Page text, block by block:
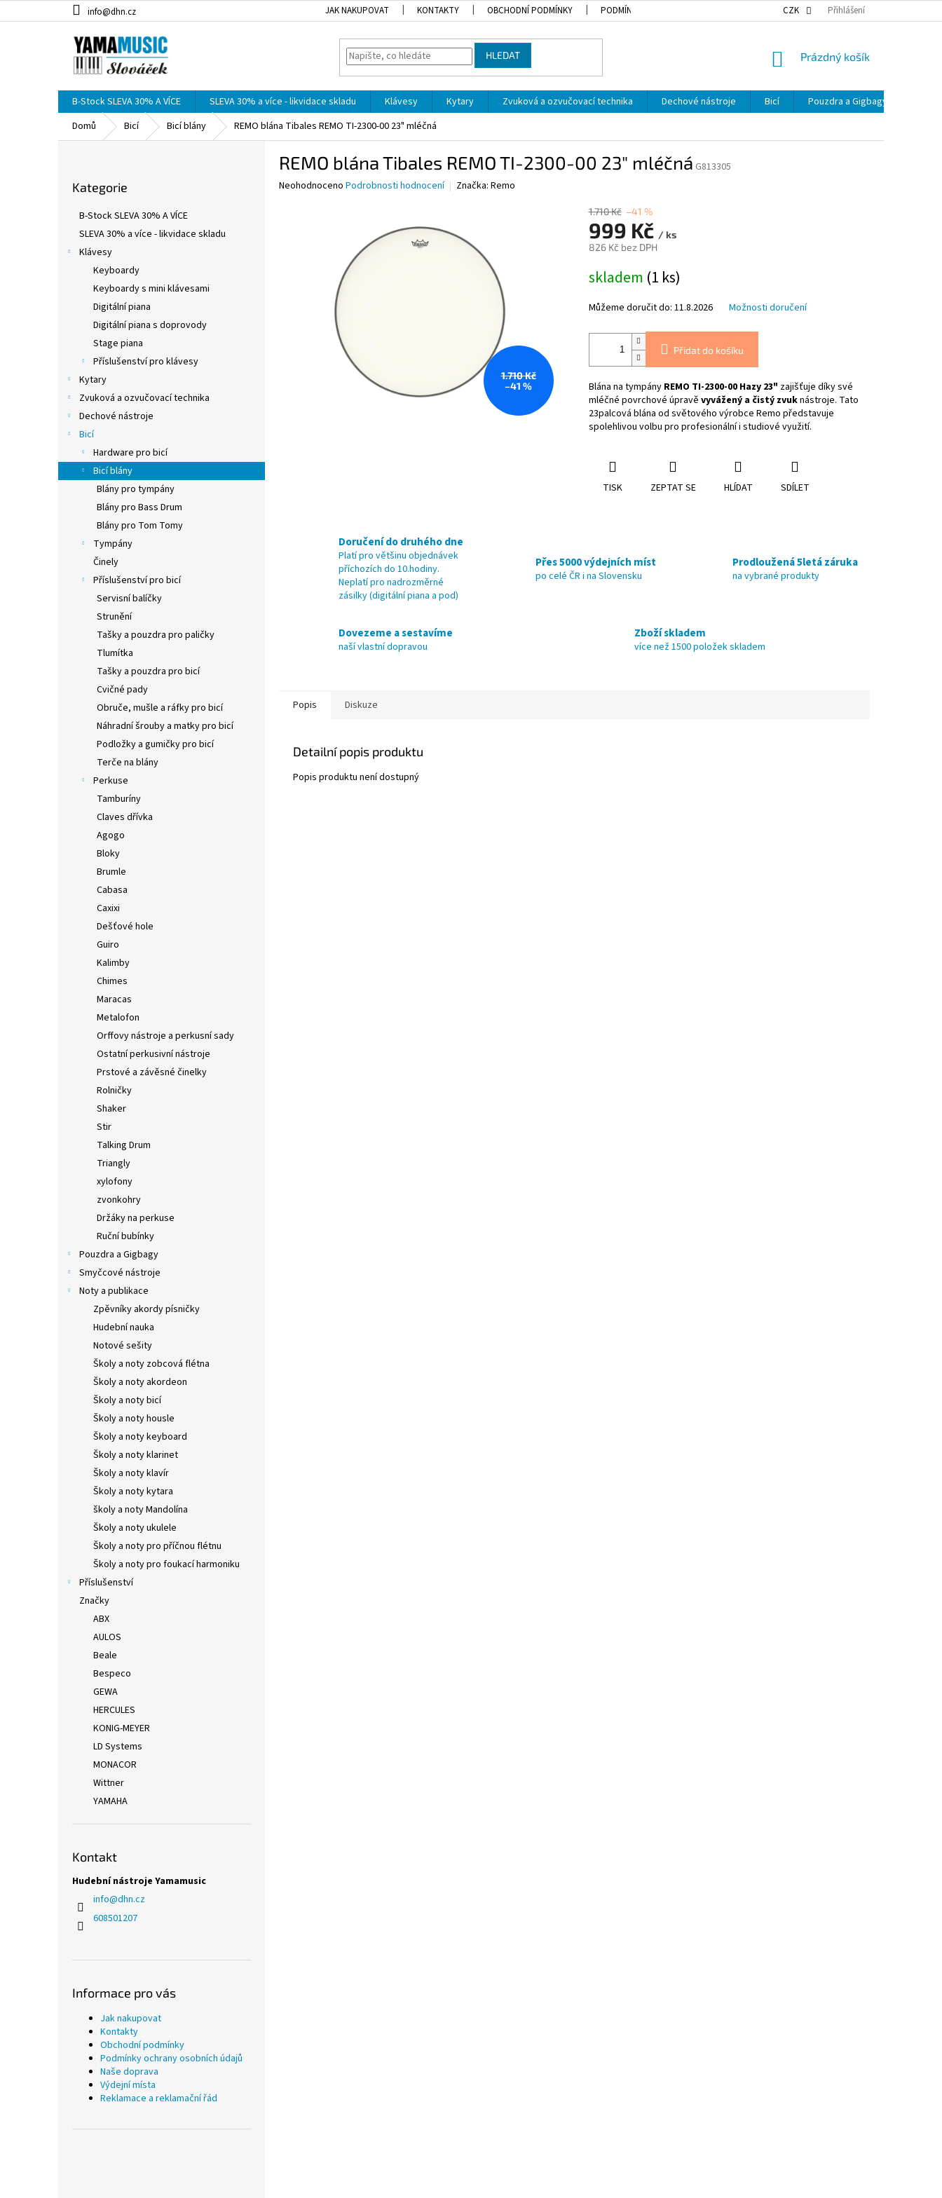
na
info@dhn.cz JAK NAKUPOVAT KONTAKTY OBCHODNÍ PODMÍNKY PODMÍNKY OCHRANY OSOBNÍCH ÚDAJŮ NAŠE DOPRAVA
CZK Přihlášení
HLEDAT
NÁKUPNÍ
Prázdný košík
B-Stock SLEVA 30% A VÍCE SLEVA 30% a více - likvidace skladu Klávesy Kytary Zvuková a ozvučovací technika Dechové nástroje Bicí Pouzdra a Gigbagy
Domů
Bicí Bicí blány REMO blána Tibales REMO TI-2300-00 23" mléčná
kategorie
Kategorie
B-Stock SLEVA 30% A VÍCE
SLEVA 30% a více - likvidace skladu
Klávesy
Keyboardy
Keyboardy s mini klávesami
Digitální piana
Digitální piana s doprovody
Stage piana
Příslušenství pro klávesy
Kytary
Zvuková a ozvučovací technika
Dechové nástroje
Bicí
Hardware pro bicí
Bicí blány
Blány pro tympány
Blány pro Bass Drum
Blány pro Tom Tomy
Tympány
Činely
Příslušenství pro bicí
Servisní balíčky
Strunění
Tašky a pouzdra pro paličky
Tlumítka
Tašky a pouzdra pro bicí
Cvičné pady
Obruče, mušle a ráfky pro bicí
Náhradní šrouby a matky pro bicí
Podložky a gumičky pro bicí
Terče na blány
Perkuse
Tamburíny
Claves dřívka
Agogo
Bloky
Brumle
Cabasa
Caxixi
Dešťové hole
Guiro
Kalimby
Chimes
Maracas
Metalofon
Orffovy nástroje a perkusní sady
Ostatní perkusivní nástroje
Prstové a závěsné činelky
Rolničky
Shaker
Stir
Talking Drum
Triangly
xylofony
zvonkohry
Držáky na perkuse
Ruční bubínky
Pouzdra a Gigbagy
Smyčcové nástroje
Noty a publikace
Zpěvníky akordy písničky
Hudební nauka
Notové sešity
Školy a noty zobcová flétna
Školy a noty akordeon
Školy a noty bicí
Školy a noty housle
Školy a noty keyboard
Školy a noty klarinet
Školy a noty klavír
Školy a noty kytara
školy a noty Mandolína
Školy a noty ukulele
Školy a noty pro příčnou flétnu
Školy a noty pro foukací harmoniku
Příslušenství
Značky
ABX
AULOS
Beale
Bespeco
GEWA
HERCULES
KONIG-MEYER
LD Systems
MONACOR
Wittner
YAMAHA
Kontakt
Hudební nástroje Yamamusic
info@dhn.cz
608501207
Informace pro vás
Jak nakupovat
Kontakty
Obchodní podmínky
Podmínky ochrany osobních údajů
Naše doprava
Výdejní místa
Reklamace a reklamační řád
REMO blána Tibales REMO TI-2300-00 23" mléčná G813305
Průměrné
Neohodnoceno Podrobnosti hodnocení Značka: Remo
1.710 Kč
–41 %
1.710 Kč –41 %
999 Kč / ks
826 Kč bez DPH
cena:
skladem (1 ks)
Můžeme doručit do: 11.8.2026 Možnosti doručení
Přidat do košíku
Blána na tympány REMO TI-2300-00 Hazy 23"zajišťuje díky své
mléčné povrchové úpravě vyvážený a čistý zvuknástroje. Tato
23palcová blána od světového výrobce Remo představuje
spolehlivou volbu pro profesionální i studiové využití.
TISK ZEPTAT SE HLÍDAT SDÍLET
Doručení do druhého dne
Platí pro většinu objednávek
příchozích do 10.hodiny.
Neplatí pro nadrozměrné
zásilky (digitální piana a pod)
Přes 5000 výdejních míst
po celé ČR i na Slovensku
Prodloužená 5letá záruka
na vybrané produkty
Dovezeme a sestavíme
naší vlastní dopravou
Zboží skladem
více než 1500 položek skladem
Popis Diskuze
Detailní popis produktu
Popis produktu není dostupný